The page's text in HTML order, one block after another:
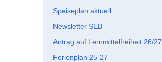
Speiseplan aktuell
Newsletter SEB
Antrag auf Lernmittelfreiheit 26/27
Ferienplan 25-27